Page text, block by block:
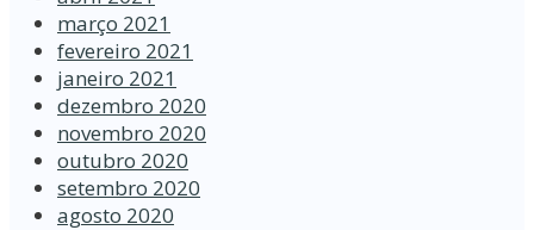
março 2021
fevereiro 2021
janeiro 2021
dezembro 2020
novembro 2020
outubro 2020
setembro 2020
agosto 2020